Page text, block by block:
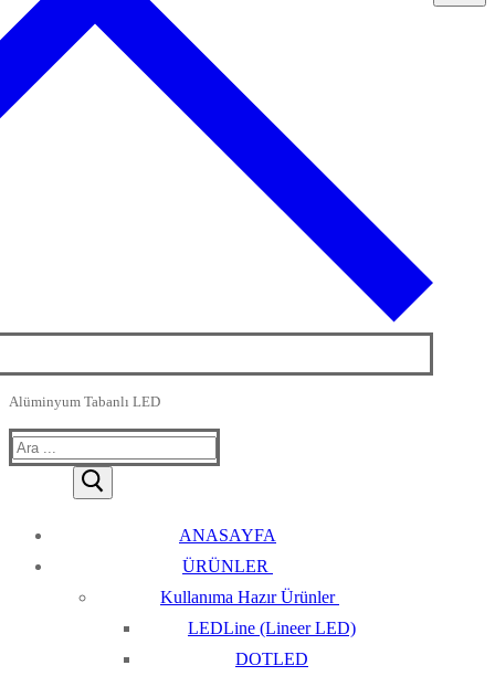
Alüminyum Tabanlı LED
Arama:
ANASAYFA
ÜRÜNLER
Kullanıma Hazır Ürünler
LEDLine (Lineer LED)
DOTLED